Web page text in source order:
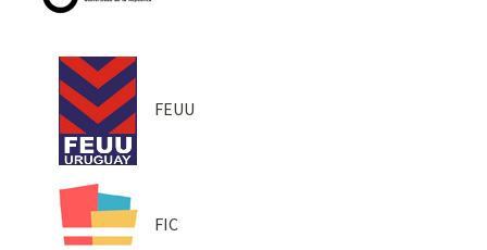
FEUU
FIC